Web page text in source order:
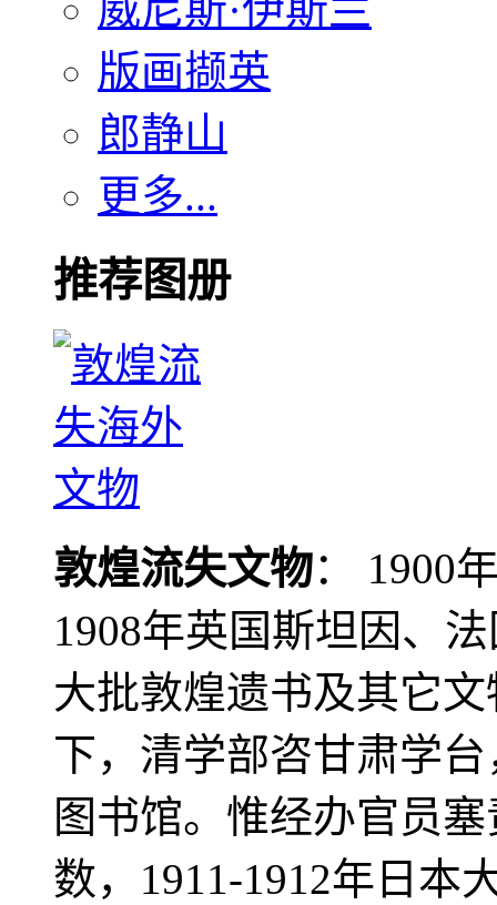
版画撷英
郎静山
更多...
推荐图册
敦煌流失文物： 1900
1908年英国斯坦因、
大批敦煌遗书及其它
下，清学部咨甘肃学
图书馆。惟经办官员
数，1911-1912年日本